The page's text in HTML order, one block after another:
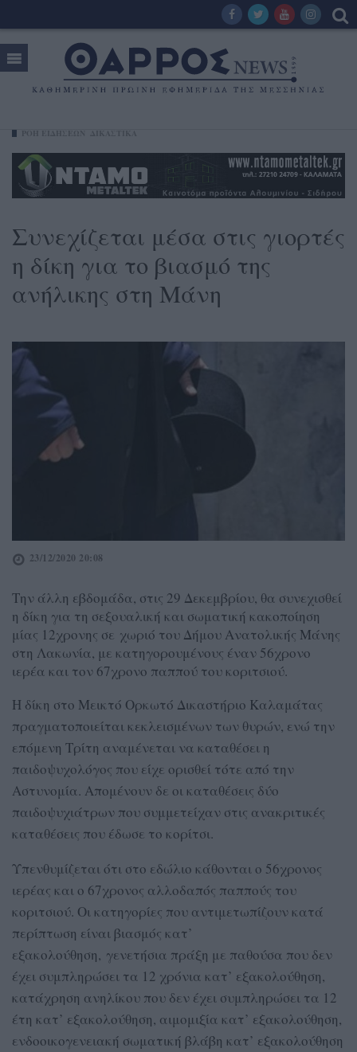
Συνεχίζεται μέσα στις γιορτές
η δίκη για το βιασμό της
ανήλικης στη Μάνη
23/12/2020 20:08
Την άλλη εβδομάδα, στις 29 Δεκεμβρίου, θα συνεχισθεί
η δίκη για τη σεξουαλική και σωματική κακοποίηση
μίας 12χρονης σε χωριό του Δήμου Ανατολικής Μάνης
στη Λακωνία, με κατηγορουμένους έναν 56χρονο
ιερέα και τον 67χρονο παππού του κοριτσιού.
Η δίκη στο Μεικτό Ορκωτό Δικαστήριο Καλαμάτας
πραγματοποιείται κεκλεισμένων των θυρών, ενώ την
επόμενη Τρίτη αναμένεται να καταθέσει η
παιδοψυχολόγος που είχε ορισθεί τότε από την
Αστυνομία. Απομένουν δε οι καταθέσεις δύο
παιδοψυχιάτρων που συμμετείχαν στις ανακριτικές
καταθέσεις που έδωσε το κορίτσι.
Υπενθυμίζεται ότι στο εδώλιο κάθονται ο 56χρονος
ιερέας και ο 67χρονος αλλοδαπός παππούς του
κοριτσιού. Οι κατηγορίες που αντιμετωπίζουν κατά
περίπτωση είναι βιασμός κατ’
εξακολούθηση, γενετήσια πράξη με παθούσα που δεν
έχει συμπληρώσει τα 12 χρόνια κατ’ εξακολούθηση,
κατάχρηση ανηλίκου που δεν έχει συμπληρώσει τα 12
έτη κατ’ εξακολούθηση, αιμομιξία κατ’ εξακολούθηση,
ενδοοικογενειακή σωματική βλάβη κατ’ εξακολούθηση